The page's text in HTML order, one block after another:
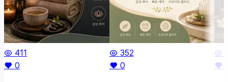
411
0
352
0